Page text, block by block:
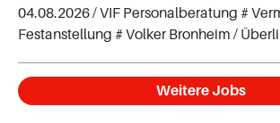
04.08.2026 /VIF Personalberatung #
Festanstellung # Volker Bronheim /
Weitere Jobs